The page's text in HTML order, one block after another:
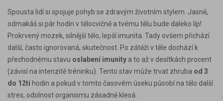
Spousta lidí si spojuje pohyb se zdravým životním stylem. Jasně,
odmakáš si pár hodin v tělocvičně a tvému tělu bude daleko líp!
Prokrvený mozek, silnější tělo, lepší imunita. Tady ovšem přichází
další, často ignorovaná, skutečnost. Po zátěži v těle dochází k
přechodnému stavu oslabení imunity a to až v desítkách procent
(závisí na intenzitě tréninku). Tento stav může trvat zhruba od 3
do 12ti hodin a pokud v tomto časovém úseku působí na tělo další
stres, odolnost organismu zásadně klesá.